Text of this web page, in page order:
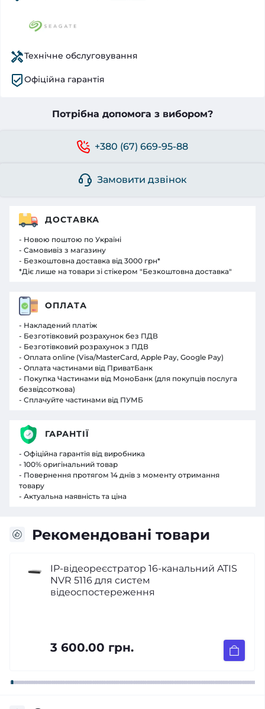
Технічне обслуговування
Офіційна гарантія
Потрібна допомога з вибором?
+380 (67) 669-95-88
Замовити дзвінок
Рекомендовані товари
IP-відеореєстратор 16-канальний ATIS
NVR 5116 для систем
відеоспостереження
3 600.00 грн.
ДОСТАВКА
- Новою поштою по Україні
- Самовивіз з магазину
- Безкоштовна доставка від 3000 грн*
*Діє лише на товари зі стікером "Безкоштовна доставка"
ОПЛАТА
- Накладений платіж
- Безготівковий розрахунок без ПДВ
- Безготівковий розрахунок з ПДВ
- Оплата online (Visa/MasterCard, Apple Pay, Google Pay)
- Оплата частинами від ПриватБанк
- Покупка Частинами від МоноБанк (для покупців послуга
безвідсоткова)
- Сплачуйте частинами від ПУМБ
ГАРАНТІЇ
- Офіційна гарантія від виробника
- 100% оригінальний товар
- Повернення протягом 14 днів з моменту отримання
товару
- Актуальна наявність та ціна